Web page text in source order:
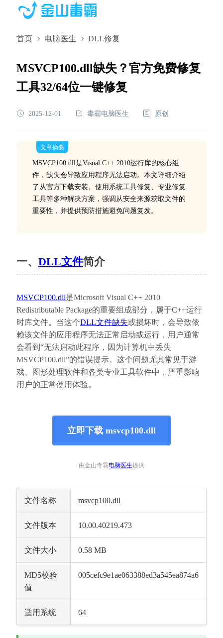
首页 电脑医生 DLL修复
MSVCP100.dll缺失？官方免费修复
工具32/64位一键修复
2025-12-01 毒霸电脑医生 原创
文章摘要
MSVCP100.dll是Visual C++ 2010运行库的核心组
件，缺失会导致应用程序无法启动。本文详细介绍
了从官方下载安装、使用系统工具修复、专业修复
工具等多种解决方案，强调从安全来源获取文件的
重要性，并提供预防措施避免问题复发。
一、 DLL文件简介
MSVCP100.dll是Microsoft Visual C++ 2010
Redistributable Package的重要组成部分，属于C++运行
时库文件。当这个DLL文件缺失或损坏时，会导致依
赖该文件的应用程序无法正常启动或运行，用户通常
会看到“无法启动此程序，因为计算机中丢失
MSVCP100.dll”的错误提示。这个问题尤其常见于游
戏、图形处理软件和各类专业工具软件中，严重影响
用户的正常使用体验。
立即下载 msvcp100.dll
由金山毒霸电脑医生提供
文件名称 msvcp100.dll
文件版本 10.00.40219.473
文件大小 0.58 MB
MD5校验
值
005cefc9e1ae063388ed3a545ea874a6
适用系统 64